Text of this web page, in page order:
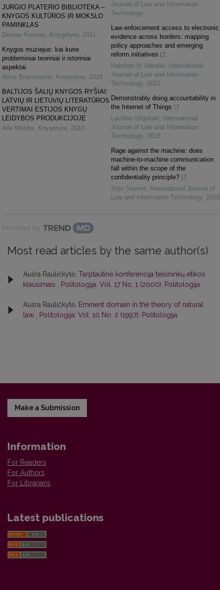
JURGIO PLATERIO BIBLIOTEKA –
KNYGOS KULTŪROS IR MOKSLO
PAMINKLAS
Domas Kaunas, Knygotyra, 2011
Knygos muziejus: kai kurie
probleminiai teoriniai ir istoriniai
aspektai
Alma Braziūnienė, Knygotyra, 2018
BALTIJOS ŠALIŲ KNYGOS RYŠIAI:
LATVIŲ IR LIETUVIŲ LITERATŪROS
VERTIMAI ESTIJOS KNYGŲ
LEIDYBOS PRODUKCIJOJE
Aile Möldre, Knygotyra, 2010
Journal of Law and Information
Technology
Law enforcement access to electronic
evidence across borders: mapping
policy approaches and emerging
reform initiatives
Halefom H. Abraha,
International
Journal of Law and Information
Technology, 2021
Demonstrably doing accountability in
the Internet of Things
Lachlan Urquhart,
International
Journal of Law and Information
Technology, 2018
Rage against the machine: does
machine-to-machine communication
fall within the scope of the
confidentiality principle?
Stijn Storms,
International Journal of
Law and Information Technology, 2019
Powered by
Most read articles by the same author(s)
Aušra Rauličkytė, Tarptautinė konferencija teisininkų etikos
klausimais , Politologija: Vol. 17 No. 1 (2000): Politologija
Aušra Rauličkytė, Eminent domain in the theory of natural
law , Politologija: Vol. 10 No. 2 (1997): Politologija
Make a Submission
Information
For Readers
For Authors
For Librarians
Latest publications